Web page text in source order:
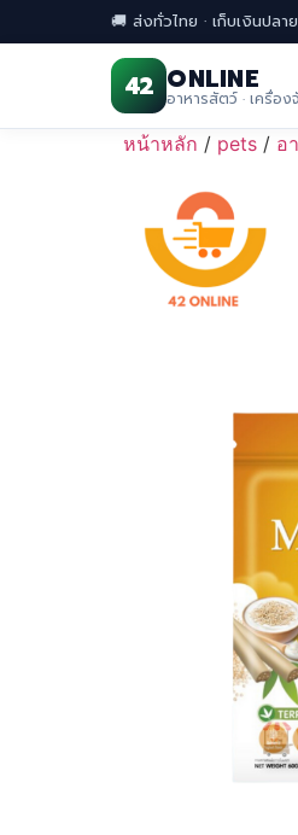
🚚 ส่งทั่วไทย · เก็บเงินปล
42 ONLINE
อาหารสัตว์ · เครื่อง
หน้าหลัก / pets / อ